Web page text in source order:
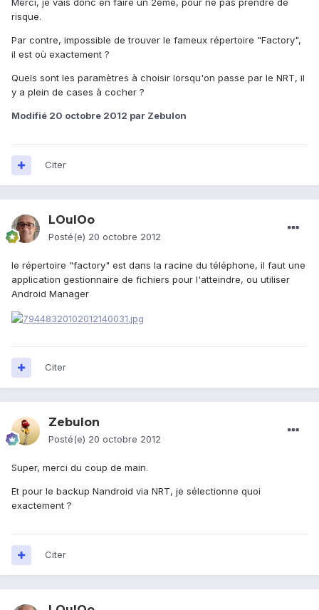
Merci, je vais donc en faire un 2ème, pour ne pas prendre de
risque.
Par contre, impossible de trouver le fameux répertoire "Factory",
il est où exactement ?
Quels sont les paramètres à choisir lorsqu'on passe par le NRT, il
y a plein de cases à cocher ?
Modifié 20 octobre 2012 par Zebulon
Citer
LOulOo
Posté(e) 20 octobre 2012
le répertoire "factory" est dans la racine du téléphone, il faut une
application gestionnaire de fichiers pour l'atteindre, ou utiliser
Android Manager
Citer
Zebulon
Posté(e) 20 octobre 2012
Super, merci du coup de main.
Et pour le backup Nandroid via NRT, je sélectionne quoi
exactement ?
Citer